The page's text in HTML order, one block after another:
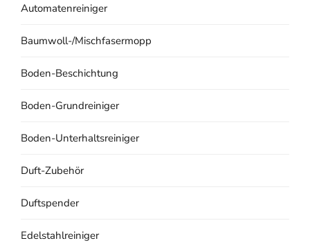
Automatenreiniger
Baumwoll-/Mischfasermopp
Boden-Beschichtung
Boden-Grundreiniger
Boden-Unterhaltsreiniger
Duft-Zubehör
Duftspender
Edelstahlreiniger